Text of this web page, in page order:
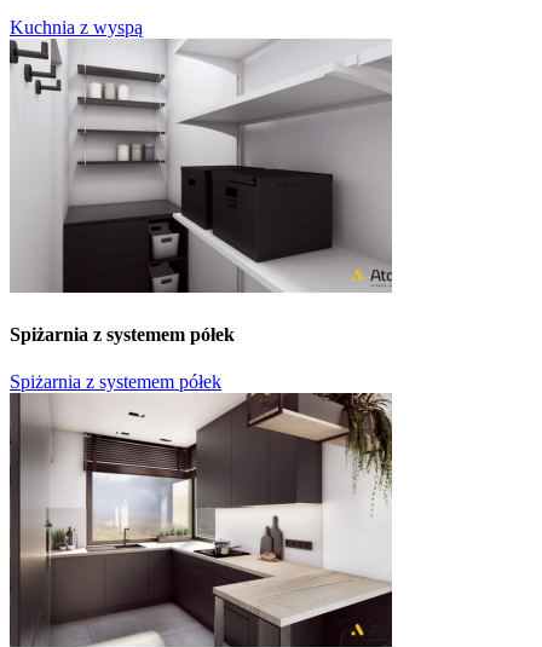
Kuchnia z wyspą
Spiżarnia z systemem półek
Spiżarnia z systemem półek